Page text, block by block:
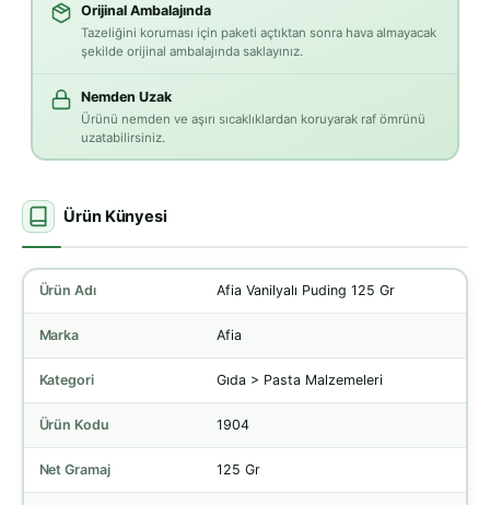
Orijinal Ambalajında
Tazeliğini koruması için paketi açtıktan sonra hava almayacak
şekilde orijinal ambalajında saklayınız.
Nemden Uzak
Ürünü nemden ve aşırı sıcaklıklardan koruyarak raf ömrünü
uzatabilirsiniz.
Ürün Künyesi
Ürün Adı Afia Vanilyalı Puding 125 Gr
Marka Afia
Kategori Gıda > Pasta Malzemeleri
Ürün Kodu 1904
Net Gramaj 125 Gr